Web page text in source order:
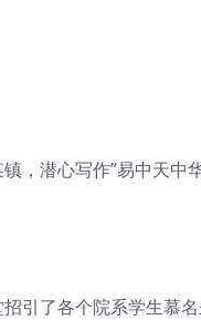
，潜心写作”易中天中
引了各个院系学生慕